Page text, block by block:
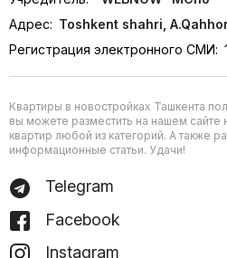
Адрес: Toshkent shahri,
Регистрация электронного СМИ:
Квартиры в новостройках Ташкента
вы можете разместить на нашем сайте
квартир любой из категорий. А также
информационные статьи. Удачи!
Telegram
Facebook
Instagram